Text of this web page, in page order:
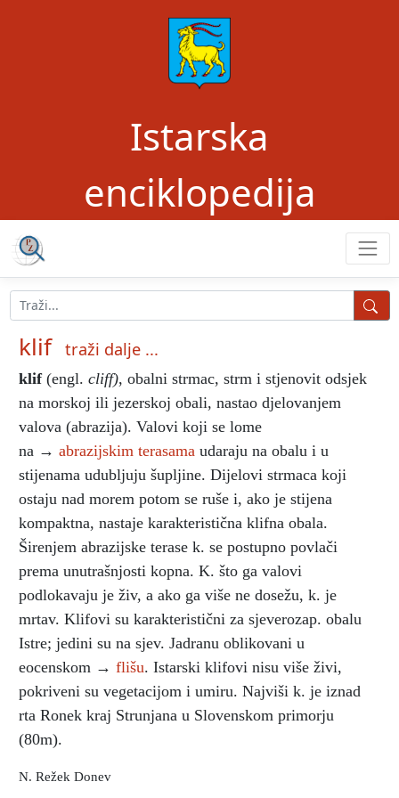
Istarska
enciklopedija
klif traži dalje ...
klif (engl. cliff), obalni strmac, strm i stjenovit odsjek
na morskoj ili jezerskoj obali, nastao djelovanjem
valova (abrazija). Valovi koji se lome
na → abrazijskim terasama udaraju na obalu i u
stijenama udubljuju šupljine. Dijelovi strmaca koji
ostaju nad morem potom se ruše i, ako je stijena
kompaktna, nastaje karakteristična klifna obala.
Širenjem abrazijske terase k. se postupno povlači
prema unutrašnjosti kopna. K. što ga valovi
podlokavaju je živ, a ako ga više ne dosežu, k. je
mrtav. Klifovi su karakteristični za sjeverozap. obalu
Istre; jedini su na sjev. Jadranu oblikovani u
eocenskom → flišu. Istarski klifovi nisu više živi,
pokriveni su vegetacijom i umiru. Najviši k. je iznad
rta Ronek kraj Strunjana u Slovenskom primorju
(80m).
N. Režek Donev